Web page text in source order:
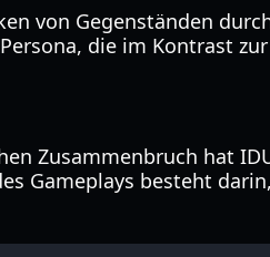
von Gegenständen
die im Kontrast
Zusammenbruch hat
Gameplays besteht